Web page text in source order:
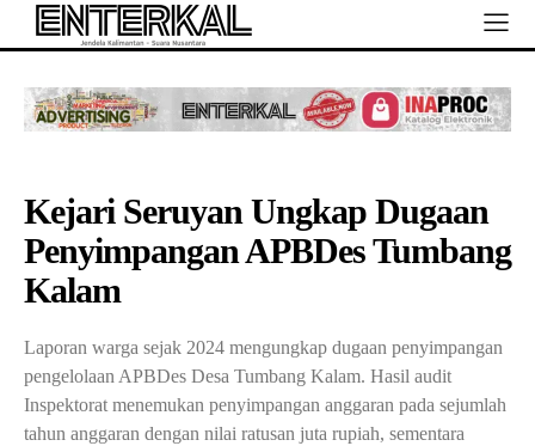
Kejari Seruyan Ungkap Dugaan
Penyimpangan APBDes Tumbang
Kalam
Laporan warga sejak 2024 mengungkap dugaan penyimpangan
pengelolaan APBDes Desa Tumbang Kalam. Hasil audit
Inspektorat menemukan penyimpangan anggaran pada sejumlah
tahun anggaran dengan nilai ratusan juta rupiah, sementara